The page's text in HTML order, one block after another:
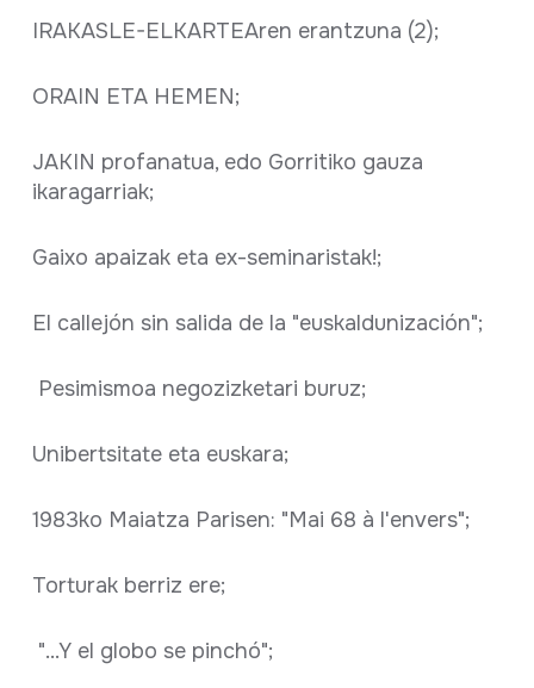
IRAKASLE-ELKARTEAren erantzuna (2);
ORAIN ETA HEMEN;
JAKIN profanatua, edo Gorritiko gauza
ikaragarriak;
Gaixo apaizak eta ex-seminaristak!;
El callejón sin salida de la "euskaldunización";
Pesimismoa negozizketari buruz;
Unibertsitate eta euskara;
1983ko Maiatza Parisen: "Mai 68 à l'envers";
Torturak berriz ere;
"...Y el globo se pinchó";